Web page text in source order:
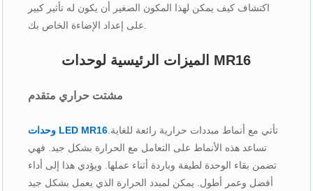
اكتشاف كيف يمكن لهذا المكون الصغير أن يكون له تأثير كبير
الميزات الرئيسية لوحدات MR16
مشتت حراري متقدم
وحدات LED MR16 تأتي مع أنماط مبددات حرارية رائعة للغاية.
تساعد هذه الأنماط على التعامل مع الحرارة بشكل جيد. فهي
تضمن بقاء الوحدة لطيفة وباردة أثناء عملها. ويؤدي هذا إلى أداء
أفضل وعمر أطول. يمكن لمبدد الحرارة الذي يعمل بشكل جيد